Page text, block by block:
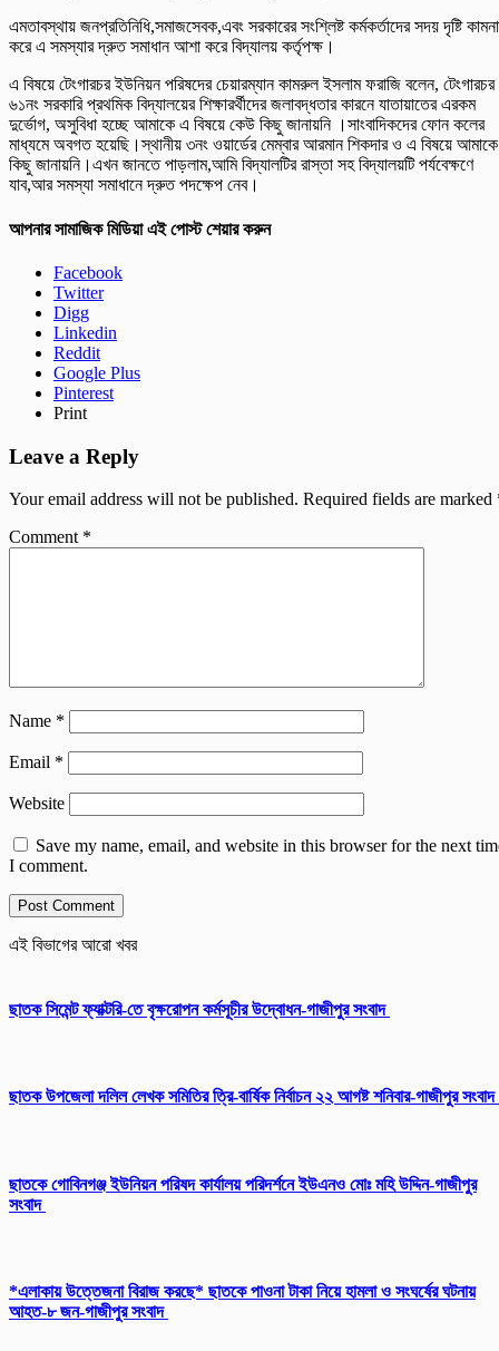
এমতাবস্থায় জনপ্রতিনিধি,সমাজসেবক,এবং সরকারের সংশ্লিষ্ট কর্মকর্তাদের সদয় দৃষ্টি কামনা
করে এ সমস্যার দ্রুত সমাধান আশা করে বিদ্যালয় কর্তৃপক্ষ।
এ বিষয়ে টেংগারচর ইউনিয়ন পরিষদের চেয়ারম্যান কামরুল ইসলাম ফরাজি বলেন, টেংগারচর
৬১নং সরকারি প্রথমিক বিদ্যালয়ের শিক্ষারর্থীদের জলাবদ্ধতার কারনে যাতায়াতের এরকম
দুর্ভোগ, অসুবিধা হচ্ছে আমাকে এ বিষয়ে কেউ কিছু জানায়নি ।সাংবাদিকদের ফোন কলের
মাধ্যমে অবগত হয়েছি।স্থানীয় ৩নং ওয়ার্ডের মেম্বার আরমান শিকদার ও এ বিষয়ে আমাকে
কিছু জানায়নি।এখন জানতে পাড়লাম,আমি বিদ্যালটির রাস্তা সহ বিদ্যালয়টি পর্যবেক্ষণে
যাব,আর সমস্যা সমাধানে দ্রুত পদক্ষেপ নেব।
আপনার সামাজিক মিডিয়া এই পোস্ট শেয়ার করুন
Facebook
Twitter
Digg
Linkedin
Reddit
Google Plus
Pinterest
Print
Leave a Reply
Your email address will not be published. Required fields are marked
Comment *
Name *
Email *
Website
Save my name, email, and website in this browser for the next
I comment.
এই বিভাগের আরো খবর
ছাতক সিমেন্ট ফ্যাক্টরি-তে বৃক্ষরোপন কর্মসূচীর উদ্বোধন-গাজীপুর সংবাদ
ছাতক উপজেলা দলিল লেখক সমিতির ত্রি-বার্ষিক নির্বাচন ২২ আগষ্ট শনিবার-গাজীপুর সংবাদ
ছাতকে গোবিনগঞ্জ ইউনিয়ন পরিষদ কার্যালয় পরিদর্শনে ইউএনও মোঃ মহি উদ্দিন-গাজীপুর
সংবাদ
*এলাকায় উত্তেজনা বিরাজ করছে* ছাতকে পাওনা টাকা নিয়ে হামলা ও সংঘর্ষের ঘটনায়
আহত-৮ জন-গাজীপুর সংবাদ